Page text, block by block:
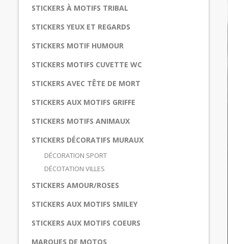
STICKERS À MOTIFS TRIBAL
STICKERS YEUX ET REGARDS
STICKERS MOTIF HUMOUR
STICKERS MOTIFS CUVETTE WC
STICKERS AVEC TÊTE DE MORT
STICKERS AUX MOTIFS GRIFFE
STICKERS MOTIFS ANIMAUX
STICKERS DÉCORATIFS MURAUX
DÉCORATION SPORT
DÉCOTATION VILLES
STICKERS AMOUR/ROSES
STICKERS AUX MOTIFS SMILEY
STICKERS AUX MOTIFS COEURS
MARQUES DE MOTOS